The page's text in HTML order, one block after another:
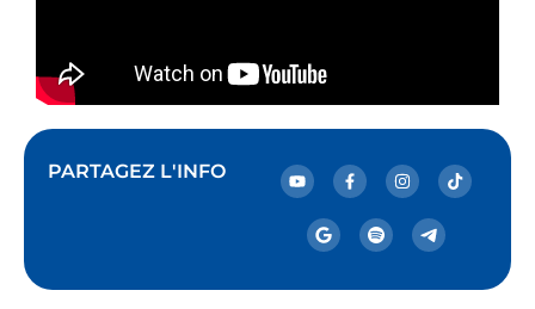
PARTAGEZ L'INFO